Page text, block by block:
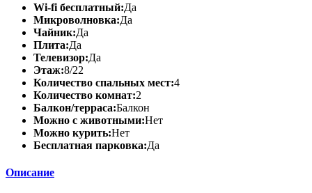
Wi-fi бесплатный:Да
Микроволновка:Да
Чайник:Да
Плита:Да
Телевизор:Да
Этаж:8/22
Количество спальных мест:4
Количество комнат:2
Балкон/терраса:Балкон
Можно с животными:Нет
Можно курить:Нет
Бесплатная парковка:Да
Описание